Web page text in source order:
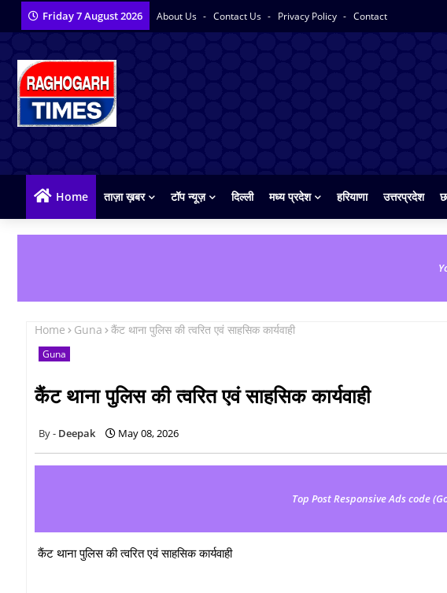
Friday 7 August 2026 About Us Contact Us Privacy Policy Contact
Home ताज़ा ख़बर टॉप न्यूज़ दिल्ली मध्य प्रदेश हरियाणा उत्तरप्रदेश
Home Guna कैंट थाना पुलिस की त्वरित एवं साहसिक कार्यवाही
Guna
कैंट थाना पुलिस की त्वरित एवं साहसिक कार्यवाही
Deepak May 08, 2026
Top Post Responsive Ads code
कैंट थाना पुलिस की त्वरित एवं साहसिक कार्यवाही